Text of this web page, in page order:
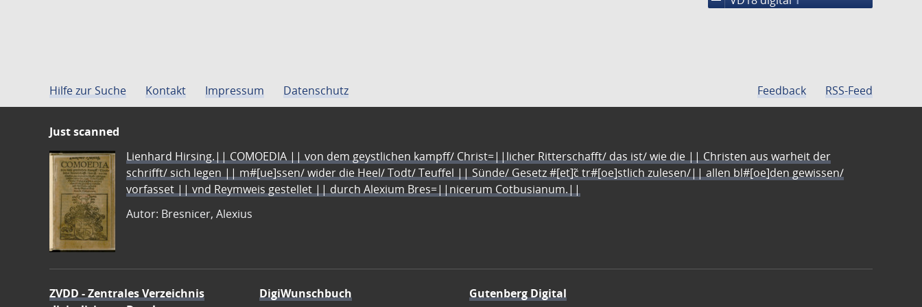
Hilfe zur Suche Kontakt Impressum Datenschutz Feedback RSS-Feed
Just scanned
Lienhard Hirsing.|| COMOEDIA || von dem geystlichen kampff/ Christ=||licher Ritterschafft/ das ist/ wie die || Christen aus warheit der
schrifft/ sich legen || m#[ue]ssen/ wider die Heel/ Todt/ Teuffel || Sünde/ Gesetz #[et]c̃ tr#[oe]stlich zulesen/|| allen bl#[oe]den gewissen/
vorfasset || vnd Reymweis gestellet || durch Alexium Bres=||nicerum Cotbusianum.||
Autor: Bresnicer, Alexius
ZVDD - Zentrales Verzeichnis
DigiWunschbuch Gutenberg Digital